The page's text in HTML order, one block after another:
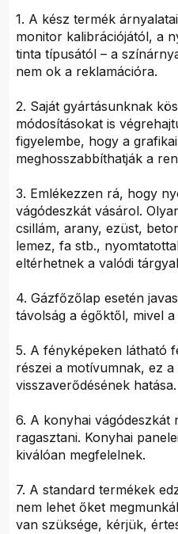
1. A kész termék
monitor kalibrációjától, a
tinta típusától – a
nem ok a reklamációra.
2. Saját gyártásunknak
módosításokat is
figyelembe, hogy a
meghosszabbíthatják a
3. Emlékezzen rá, hogy
vágódeszkát vásárol.
csillám, arany, ezüst,
lemez, fa stb.,
eltérhetnek a valódi
4. Gázfőzőlap esetén
távolság a égőktől, mivel
5. A fényképeken látható
részei a motívumnak, ez
visszaverődésének hatása.
6. A konyhai vágódeszkát
ragasztani. Konyhai
kiválóan megfelelnek.
7. A standard termékek
nem lehet őket
van szüksége, kérjük,